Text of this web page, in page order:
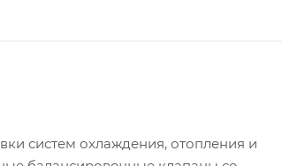
систем охлаждения, отопления и